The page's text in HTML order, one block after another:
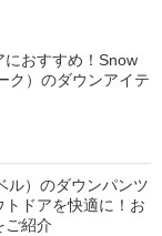
おすすめ！Snow
ク）のダウンアイテ
ル）のダウンパンツ
トドアを快適に！お
ご紹介